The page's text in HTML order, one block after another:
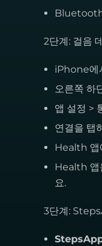
Bluetooth
2단계: 걸음
iPhone에
오른쪽 하
앱 설정 >
연결을 탭
Health 앱
Health 앱
요.
3단계: